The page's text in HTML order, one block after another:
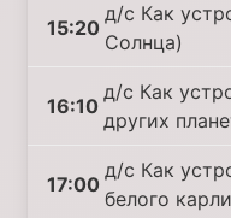
15:20
д/с Как
Солнца)
16:10
д/с Как
других
17:00
д/с Как
белого